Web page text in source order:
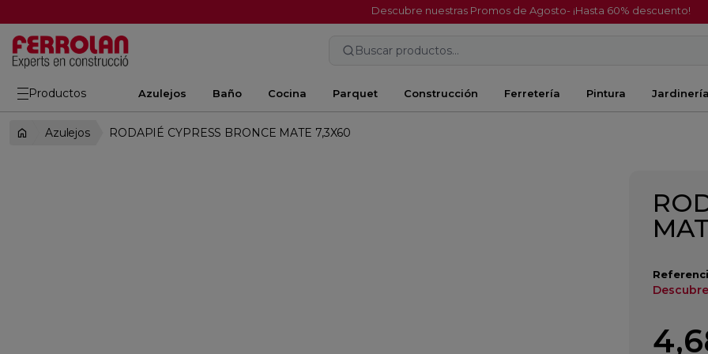
Descubre nuestras Promos de Agosto- ¡Hasta 60% descuento!
Buscar productos...
Productos Azulejos Baño Cocina Parquet Construcción Ferretería Pintura
Azulejos RODAPIÉ CYPRESS BRONCE MATE 7,3X60